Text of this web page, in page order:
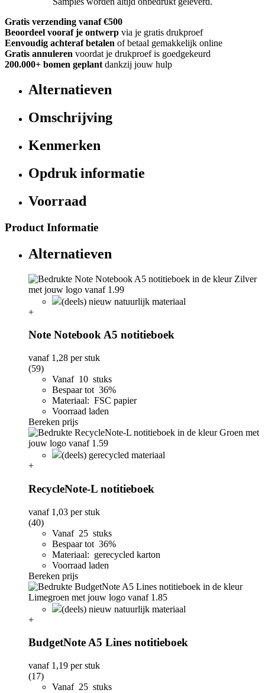
Gratis verzending vanaf €500
Beoordeel vooraf je ontwerp via je gratis drukproef
Eenvoudig achteraf betalen of betaal gemakkelijk online
Gratis annuleren voordat je drukproef is goedgekeurd
200.000+ bomen geplant dankzij jouw hulp
Alternatieven
Omschrijving
Kenmerken
Opdruk informatie
Voorraad
Product Informatie
Alternatieven
(deels) nieuw natuurlijk materiaal
+
Note Notebook A5 notitieboek
vanaf 1,28 per stuk
(59)
Vanaf 10 stuks
Bespaar tot 36%
Materiaal: FSC papier
Voorraad laden
Bereken prijs
(deels) gerecycled materiaal
+
RecycleNote-L notitieboek
vanaf 1,03 per stuk
(40)
Vanaf 25 stuks
Bespaar tot 36%
Materiaal: gerecycled karton
Voorraad laden
Bereken prijs
(deels) nieuw natuurlijk materiaal
+
BudgetNote A5 Lines notitieboek
vanaf 1,19 per stuk
(17)
Vanaf 25 stuks